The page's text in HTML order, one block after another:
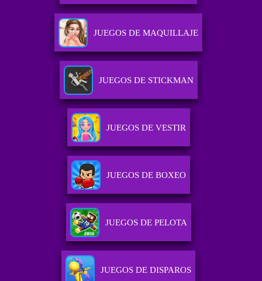
JUEGOS DE MAQUILLAJE
JUEGOS DE STICKMAN
JUEGOS DE VESTIR
JUEGOS DE BOXEO
JUEGOS DE PELOTA
JUEGOS DE DISPAROS